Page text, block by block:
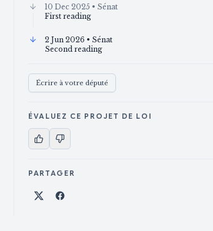
10 Dec 2025 • Sénat
First reading
2 Jun 2026 • Sénat
Second reading
Écrire à votre député
ÉVALUEZ CE PROJET DE LOI
PARTAGER
Partager sur X
Partager sur Facebook